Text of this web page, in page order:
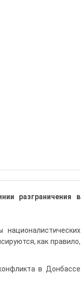
разграничения в
как правило,
в Донбассе